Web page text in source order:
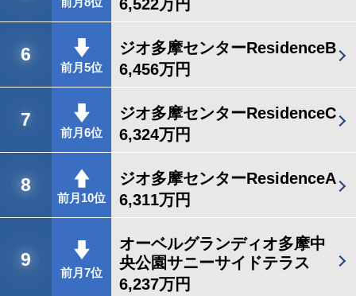
6,522万円
6
前月5位
ジオ多摩センターResidenceB
6,456万円
7
前月6位
ジオ多摩センターResidenceC
6,324万円
8
前月10位
ジオ多摩センターResidenceA
6,311万円
9
前月7位
オーベルグランディオ多摩中
央公園サニーサイドテラス
6,237万円